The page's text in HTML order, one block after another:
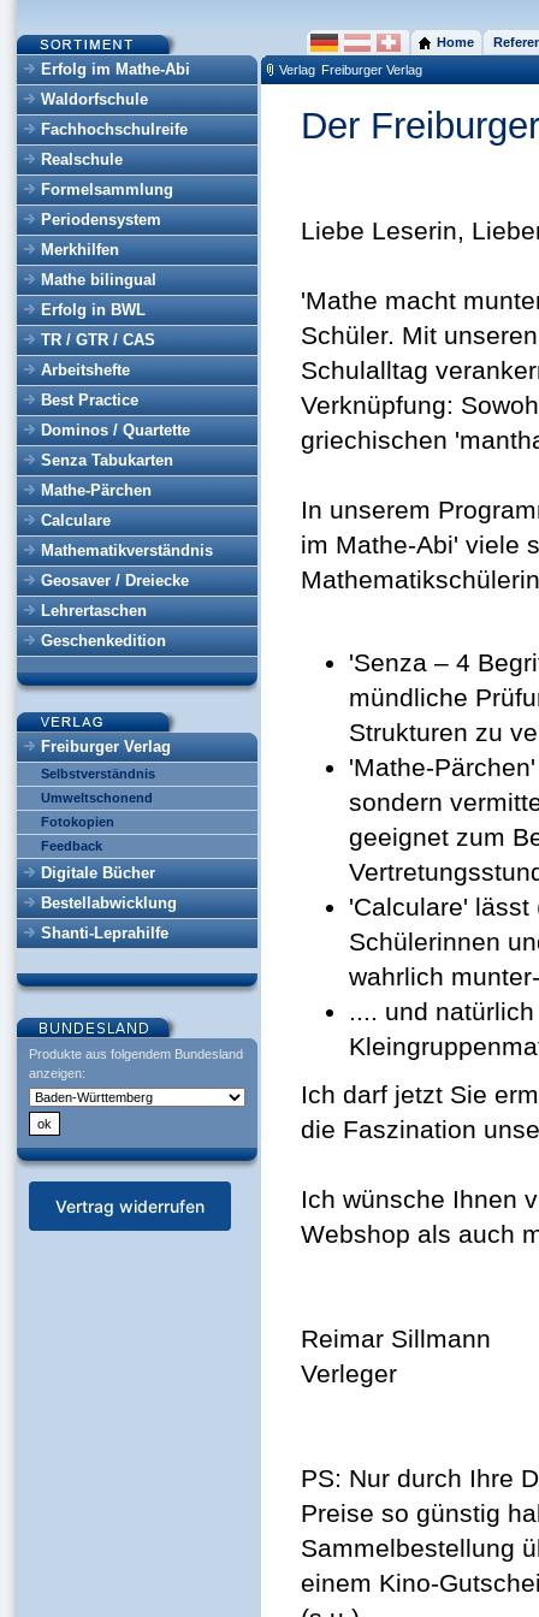
Erfolg im Mathe-Abi
Waldorfschule
Fachhochschulreife
Realschule
Formelsammlung
Periodensystem
Merkhilfen
Mathe bilingual
Erfolg in BWL
TR / GTR / CAS
Arbeitshefte
Best Practice
Dominos / Quartette
Senza Tabukarten
Mathe-Pärchen
Calculare
Mathematikverständnis
Geosaver / Dreiecke
Lehrertaschen
Geschenkedition
Freiburger Verlag
Selbstverständnis
Umweltschonend
Fotokopien
Feedback
Digitale Bücher
Bestellabwicklung
Shanti-Leprahilfe
Produkte aus folgendem Bundesland
anzeigen:
Vertrag widerrufen
Home
Verlag Freiburger Verlag
Der
Liebe Leserin,
'Mathe macht
Schüler. Mit
Schulalltag
Verknüpfung:
griechischen
In unserem
im Mathe-Abi' viele
'Senza – 4
mündliche
Strukturen zu
'Mathe-
sondern
geeignet zum
'Calculare'
Schülerinnen
wahrlich
.... und
Ich darf jetzt Sie
die Faszination
Ich wünsche Ihnen
Webshop als auch
Reimar Sillmann
Verleger
PS: Nur durch Ihre
Preise so günstig
Sammelbestellung
einem Kino-